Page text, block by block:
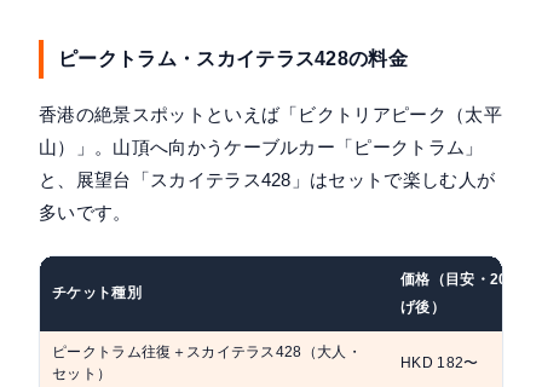
ピークトラム・スカイテラス428の料金
香港の絶景スポットといえば「ビクトリアピーク（太平
山）」。山頂へ向かうケーブルカー「ピークトラム」
と、展望台「スカイテラス428」はセットで楽しむ人が
多いです。
チケット種別
価格（目安・2026
げ後）
ピークトラム往復＋スカイテラス428（大人・
セット）
HKD 182〜